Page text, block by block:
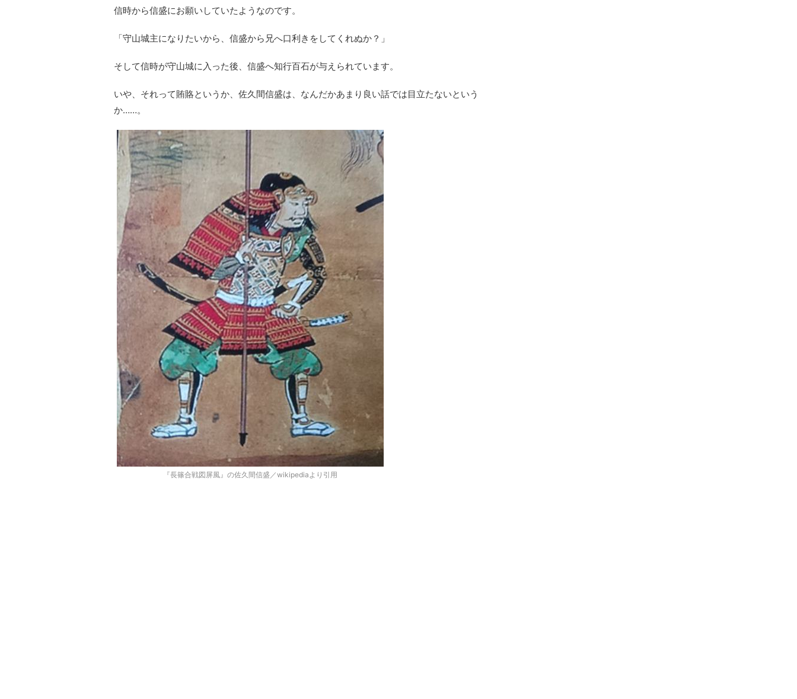
信時から信盛にお願いしていたようなのです。
「守山城主になりたいから、信盛から兄へ口利きをしてくれぬか？」
そして信時が守山城に入った後、信盛へ知行百石が与えられています。
いや、それって賄賂というか、佐久間信盛は、なんだかあまり良い話では目立たないという
か……。
『長篠合戦図屏風』の佐久間信盛／wikipediaより引用